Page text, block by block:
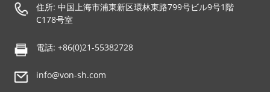
住所: 中国上海市浦東新区環林東路799号ビル9号1階
C178号室
電話: +86(0)21-55382728
info@von-sh.com